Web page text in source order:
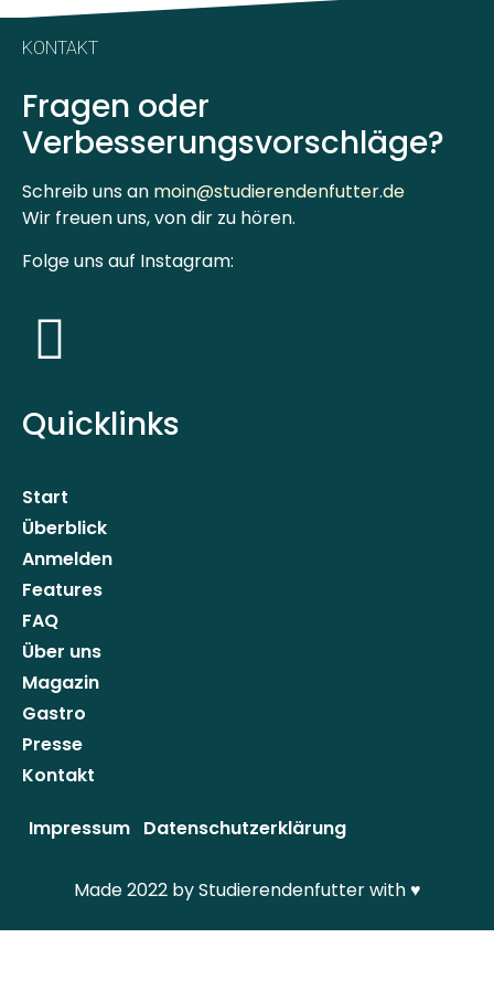
KONTAKT
Fragen oder
Verbesserungsvorschläge?
Schreib uns an moin@studierendenfutter.de
Wir freuen uns, von dir zu hören.
Folge uns auf Instagram:
Quicklinks
Start
Überblick
Anmelden
Features
FAQ
Über uns
Magazin
Gastro
Presse
Kontakt
Impressum Datenschutzerklärung
Made 2022 by Studierendenfutter with♥